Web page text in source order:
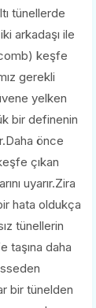
tünellerde
arkadaşı ile
keşfe
gerekli
yelken
bir definenin
önce
çıkan
uyarır.Zira
hata oldukça
tünellerin
taşına daha
bir tünelden